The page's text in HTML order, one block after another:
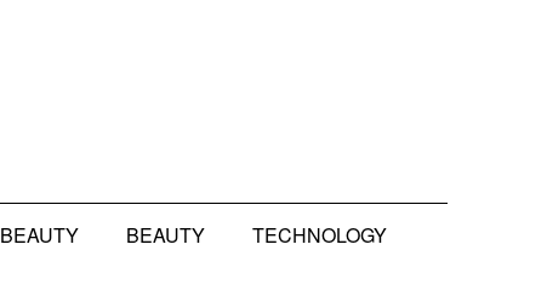
BEAUTY BEAUTY TECHNOLOGY